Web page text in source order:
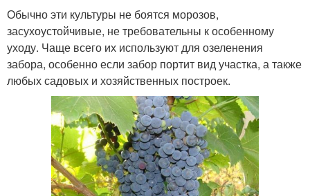
Обычно эти культуры не боятся морозов,
засухоустойчивые, не требовательны к особенному
уходу. Чаще всего их используют для озеленения
забора, особенно если забор портит вид участка, а также
любых садовых и хозяйственных построек.